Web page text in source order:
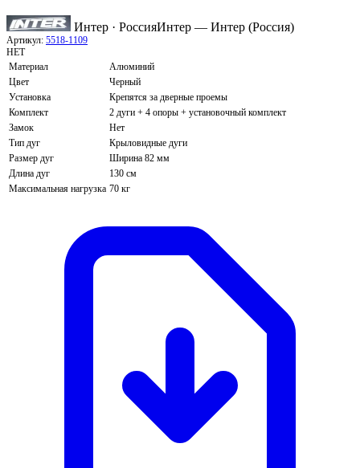
Интер · РоссияИнтер — Интер (Россия)
Артикул: 5518-1109
НЕТ
Материал
Алюминий
Цвет
Черный
Установка
Крепятся за дверные проемы
Комплект
2 дуги + 4 опоры + установочный комплект
Замок
Нет
Тип дуг
Крыловидные дуги
Размер дуг
Ширина 82 мм
Длина дуг
130 см
Максимальная нагрузка 70 кг